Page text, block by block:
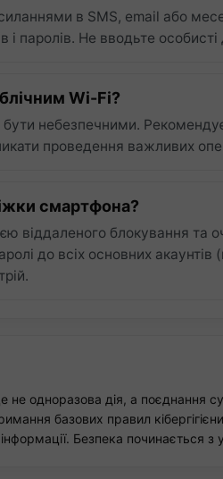
в SMS, email або
паролів. Не вводьте
Wi-Fi?
небезпечними.
проведення важливих
смартфона?
віддаленого блокування
до всіх основних
одноразова дія, а поєднання
базових правил
Безпека починається з